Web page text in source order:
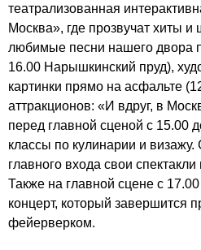
театрализованная
Москва», где прозвучат хиты и
любимые песни нашего двора
16.00 Нарышкинский пруд),
картинки прямо на асфальте
аттракционов: «И вдруг, в
перед главной сценой с 15.00
классы по кулинарии и
главного входа свои
Также на главной сцене с
концерт, который завершится
фейерверком.